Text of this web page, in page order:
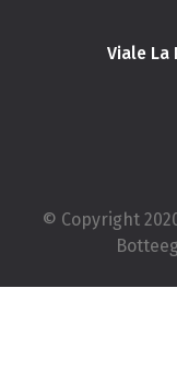
Viale La
© Copyright